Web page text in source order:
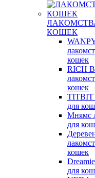
КОШЕК
кошек
RICH
кошек
TITBIT
для
Мнямс
для
кошек
для